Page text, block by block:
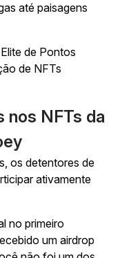
até paisagens
de Pontos
de NFTs
nos NFTs da
os detentores de
ativamente
no primeiro
um airdrop